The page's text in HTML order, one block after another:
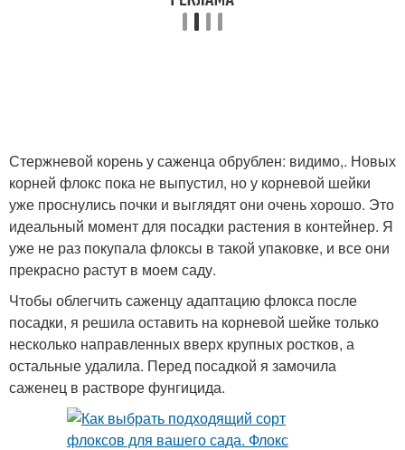
Стержневой корень у саженца обрублен: видимо,. Новых
корней флокс пока не выпустил, но у корневой шейки
уже проснулись почки и выглядят они очень хорошо. Это
идеальный момент для посадки растения в контейнер. Я
уже не раз покупала флоксы в такой упаковке, и все они
прекрасно растут в моем саду.
Чтобы облегчить саженцу адаптацию флокса после
посадки, я решила оставить на корневой шейке только
несколько направленных вверх крупных ростков, а
остальные удалила. Перед посадкой я замочила
саженец в растворе фунгицида.